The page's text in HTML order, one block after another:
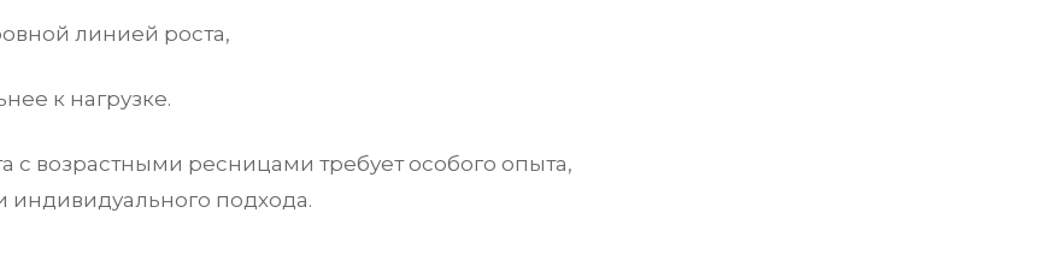
линией роста,
к нагрузке.
с возрастными ресницами требует особого опыта,
индивидуального подхода.